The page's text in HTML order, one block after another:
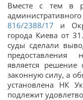
Вместе с тем в
816/2388/17 и
города Киева от
суды сделали
предоставления
является
законную силу, а
установлена НК
подлежит